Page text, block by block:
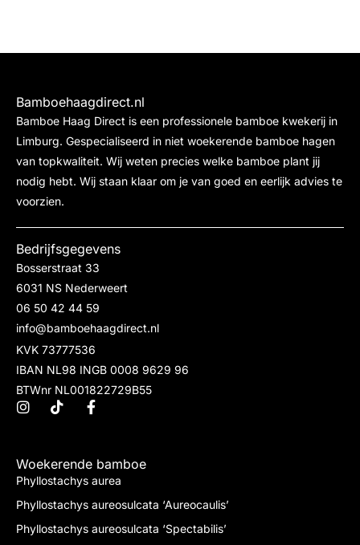
Bamboehaagdirect.nl
Bamboe Haag Direct is een professionele bamboe kwekerij in
Limburg. Gespecialiseerd in niet woekerende bamboe hagen
van topkwaliteit. Wij weten precies welke bamboe plant jij
nodig hebt. Wij staan klaar om je van goed en eerlijk advies te
voorzien.
Bedrijfsgegevens
Bosserstraat 33
6031 NS Nederweert
06 50 42 44 59
info@bamboehaagdirect.nl
KVK 73777536
IBAN NL98 INGB 0008 9629 96
BTWnr NL001822729B55
Woekerende bamboe
Phyllostachys aurea
Phyllostachys aureosulcata ‘Aureocaulis’
Phyllostachys aureosulcata ‘Spectabilis’